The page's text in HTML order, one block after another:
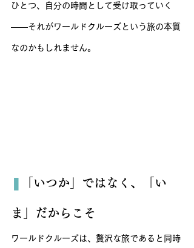
ひとつ、自分の時間として受け取っていく
——それがワールドクルーズという旅の本質
なのかもしれません。
「いつか」ではなく、「い
ま」だからこそ
ワールドクルーズは、贅沢な旅であると同時